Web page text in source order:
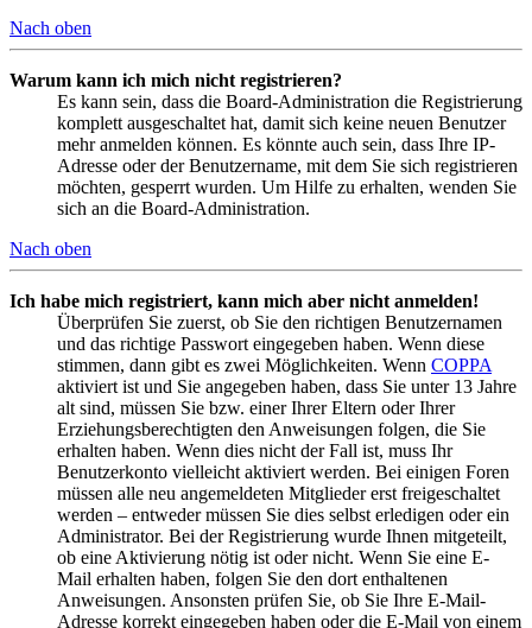
Nach oben
Warum kann ich mich nicht registrieren?
Es kann sein, dass die Board-Administration die Registrierung
komplett ausgeschaltet hat, damit sich keine neuen Benutzer
mehr anmelden können. Es könnte auch sein, dass Ihre IP-
Adresse oder der Benutzername, mit dem Sie sich registrieren
möchten, gesperrt wurden. Um Hilfe zu erhalten, wenden Sie
sich an die Board-Administration.
Nach oben
Ich habe mich registriert, kann mich aber nicht anmelden!
Überprüfen Sie zuerst, ob Sie den richtigen Benutzernamen
und das richtige Passwort eingegeben haben. Wenn diese
stimmen, dann gibt es zwei Möglichkeiten. Wenn COPPA
aktiviert ist und Sie angegeben haben, dass Sie unter 13 Jahre
alt sind, müssen Sie bzw. einer Ihrer Eltern oder Ihrer
Erziehungsberechtigten den Anweisungen folgen, die Sie
erhalten haben. Wenn dies nicht der Fall ist, muss Ihr
Benutzerkonto vielleicht aktiviert werden. Bei einigen Foren
müssen alle neu angemeldeten Mitglieder erst freigeschaltet
werden – entweder müssen Sie dies selbst erledigen oder ein
Administrator. Bei der Registrierung wurde Ihnen mitgeteilt,
ob eine Aktivierung nötig ist oder nicht. Wenn Sie eine E-
Mail erhalten haben, folgen Sie den dort enthaltenen
Anweisungen. Ansonsten prüfen Sie, ob Sie Ihre E-Mail-
Adresse korrekt eingegeben haben oder die E-Mail von einem